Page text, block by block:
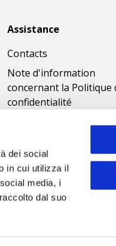
dei social
in cui utilizza il
media, i
dal suo
Assistance
Contacts
Note d'information
concernant la Politique
confidentialité
cookies
Accessibilità
Code éthique